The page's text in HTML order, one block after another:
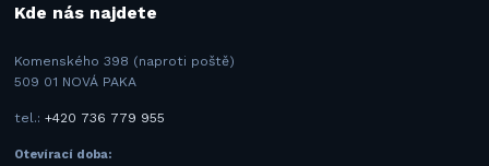
Kde nás najdete
Komenského 398 (naproti poště)
509 01 NOVÁ PAKA
tel.:+420 736 779 955
Otevírací doba: